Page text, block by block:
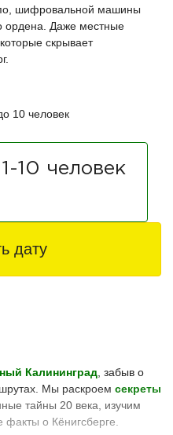
шифровальной машины
ордена. Даже местные
скрывает
10 человек
10 человек
дату
Калининград , забыв о
Мы раскроем секреты
тайны 20 века, изучим
о Кёнигсберге.